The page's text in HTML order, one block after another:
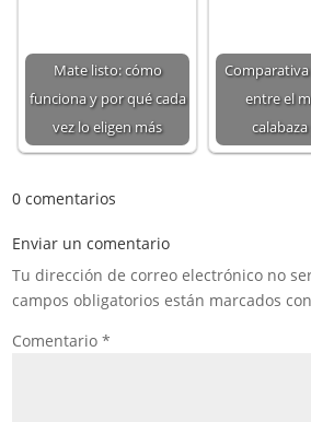
Mate listo: cómo
funciona y por qué cada
vez lo eligen más
entre el
0 comentarios
Enviar un comentario
Tu dirección de correo electrónico no
campos obligatorios están marcados
Comentario*